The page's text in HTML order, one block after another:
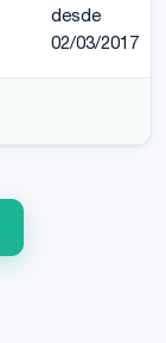
desde
02/03/2017